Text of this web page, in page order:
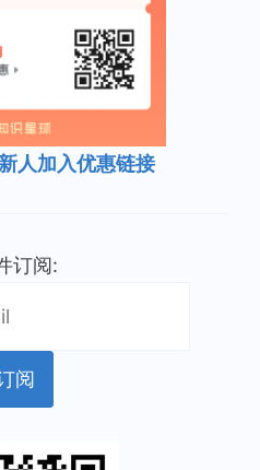
人加入优惠链接
订阅: